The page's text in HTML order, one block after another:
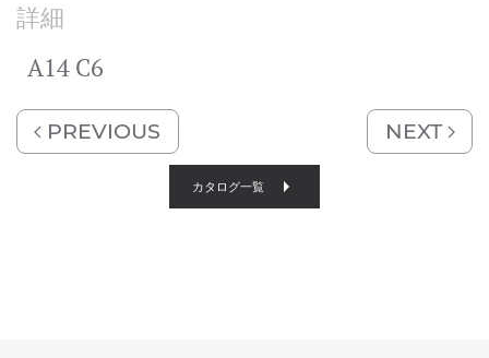
詳細
A14 C6
PREVIOUS NEXT
カタログ一覧